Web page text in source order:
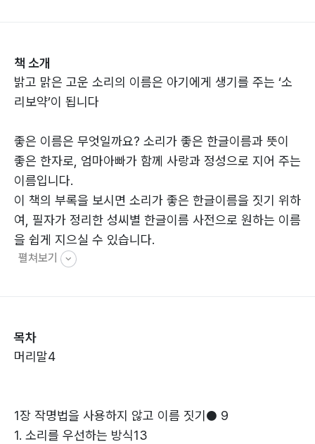
책 소개
밝고 맑은 고운 소리의 이름은 아기에게 생기를 주는 ‘소
리보약’이 됩니다
좋은 이름은 무엇일까요? 소리가 좋은 한글이름과 뜻이
좋은 한자로, 엄마아빠가 함께 사랑과 정성으로 지어 주는
이름입니다.
이 책의 부록을 보시면 소리가 좋은 한글이름을 짓기 위하
여, 필자가 정리한 성씨별 한글이름 사전으로 원하는 이름
을 쉽게 지으실 수 있습니다.
뜻이 좋은 한자이름을 짓기 위하여 호적(출생신고)에 올
것입니다.
펼쳐보기
목차
머리말4
1장 작명법을 사용하지 않고 이름 짓기● 9
1. 소리를 우선하는 방식13